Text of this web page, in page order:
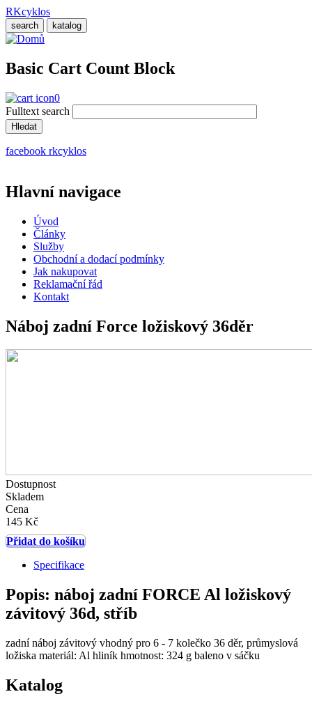
Přejít
k
hlavnímu
RKcyklos
search katalog
Basic Cart Count Block
0
Fulltext search
facebook rkcyklos
Hlavní navigace
Úvod
Články
Služby
Obchodní a dodací podmínky
Jak nakupovat
Reklamační řád
Kontakt
Náboj zadní Force ložiskový 36děr
Dostupnost
Skladem
Cena
145 Kč
Přidat do košíku
Specifikace
Popis: náboj zadní FORCE Al ložiskový
závitový 36d, stříb
zadní náboj závitový vhodný pro 6 - 7 kolečko 36 děr, průmyslová
ložiska materiál: Al hliník hmotnost: 324 g baleno v sáčku
Katalog